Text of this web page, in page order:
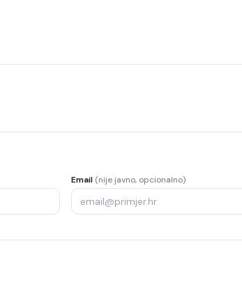
Email (nije javno, opcionalno)